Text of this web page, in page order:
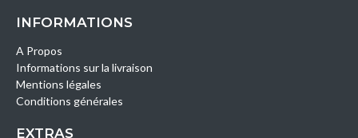
INFORMATIONS
A Propos
Informations sur la livraison
Mentions légales
Conditions générales
EXTRAS